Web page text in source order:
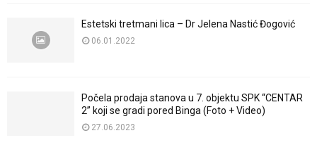
Estetski tretmani lica – Dr Jelena Nastić Đogović
06.01.2022
Počela prodaja stanova u 7. objektu SPK “CENTAR
2” koji se gradi pored Binga (Foto + Video)
27.06.2023